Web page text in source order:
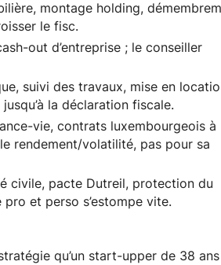
montage holding,
le fisc.
out d’entreprise ; le conseiller
suivi des travaux, mise en
la déclaration fiscale.
vie, contrats luxembourgeois à
rendement/volatilité, pas pour sa
civile, pacte Dutreil, protection du
et perso s’estompe vite.
qu’un start-upper de 38